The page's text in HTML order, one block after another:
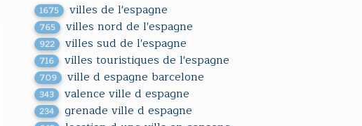
1675 villes de l'espagne
765 villes nord de l'espagne
922 villes sud de l'espagne
716 villes touristiques de l'espagne
709 ville d espagne barcelone
343 valence ville d espagne
234 grenade ville d espagne